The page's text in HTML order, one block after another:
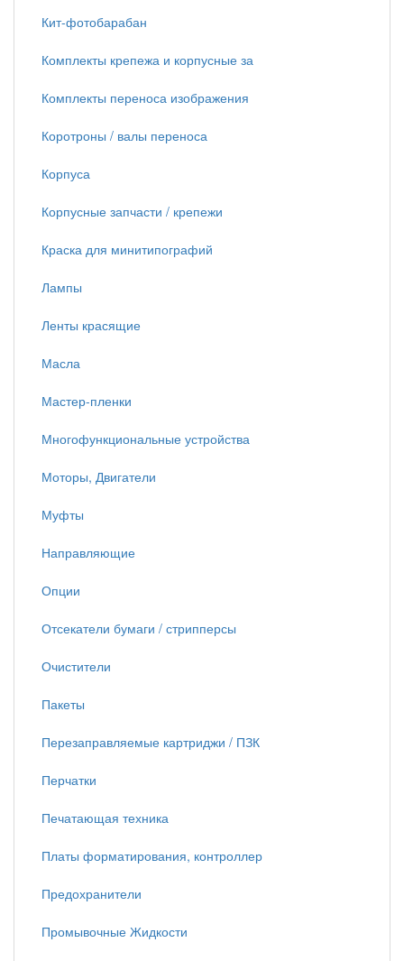
Кит-фотобарабан
Комплекты крепежа и корпусные за
Комплекты переноса изображения
Коротроны / валы переноса
Корпуса
Корпусные запчасти / крепежи
Краска для минитипографий
Лампы
Ленты красящие
Масла
Мастер-пленки
Многофункциональные устройства
Моторы, Двигатели
Муфты
Направляющие
Опции
Отсекатели бумаги / стрипперсы
Очистители
Пакеты
Перезаправляемые картриджи / ПЗК
Перчатки
Печатающая техника
Платы форматирования, контроллер
Предохранители
Промывочные Жидкости